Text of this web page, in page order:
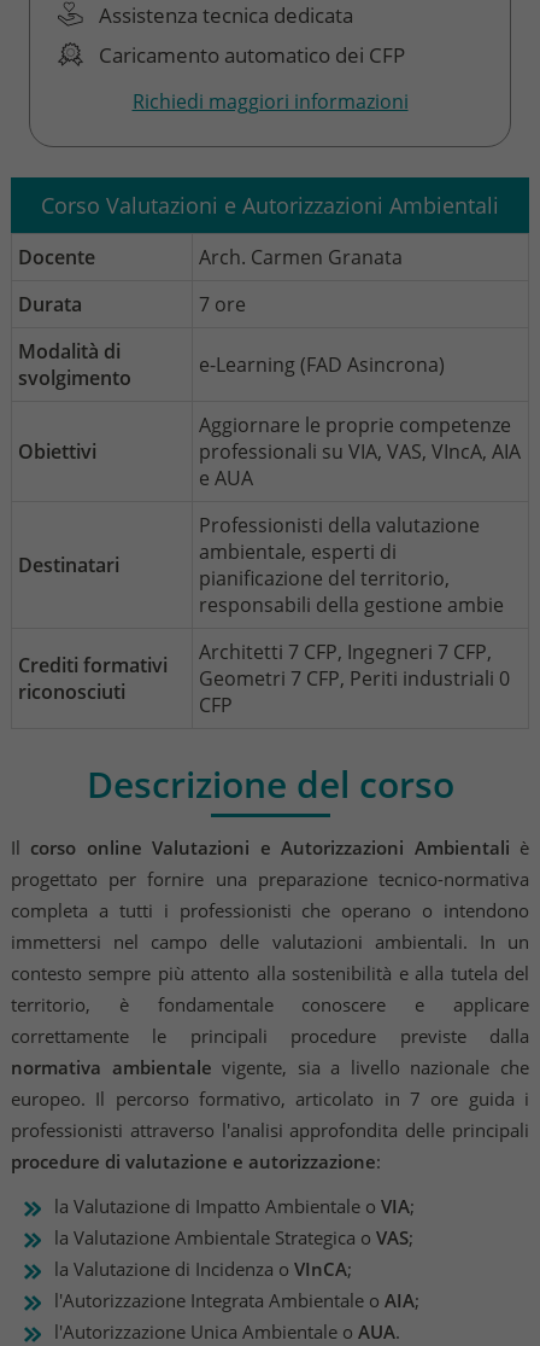
Assistenza tecnica dedicata
Caricamento automatico dei CFP
Richiedi maggiori informazioni
Corso Valutazioni e Autorizzazioni Ambientali
Docente
Arch. Carmen Granata
Durata
7 ore
Modalità di
svolgimento
e-Learning (FAD Asincrona)
Obiettivi
Aggiornare le proprie competenze
professionali su VIA, VAS, VIncA, AIA
e AUA
Destinatari
Professionisti della valutazione
ambientale, esperti di
pianificazione del territorio,
responsabili della gestione ambie
Crediti formativi
riconosciuti
Architetti 7 CFP, Ingegneri 7 CFP,
Geometri 7 CFP, Periti industriali 0
CFP
Descrizione del corso
Il corso online Valutazioni e Autorizzazioni Ambientali è
progettato per fornire una preparazione tecnico-normativa
completa a tutti i professionisti che operano o intendono
immettersi nel campo delle valutazioni ambientali. In un
contesto sempre più attento alla sostenibilità e alla tutela del
territorio, è fondamentale conoscere e applicare
correttamente le principali procedure previste dalla
normativa ambientale vigente, sia a livello nazionale che
europeo. Il percorso formativo, articolato in 7 ore guida i
professionisti attraverso l'analisi approfondita delle principali
procedure di valutazione e autorizzazione:
la Valutazione di Impatto Ambientale o VIA;
la Valutazione Ambientale Strategica o VAS;
la Valutazione di Incidenza o VInCA;
l'Autorizzazione Integrata Ambientale o AIA;
l'Autorizzazione Unica Ambientale o AUA.